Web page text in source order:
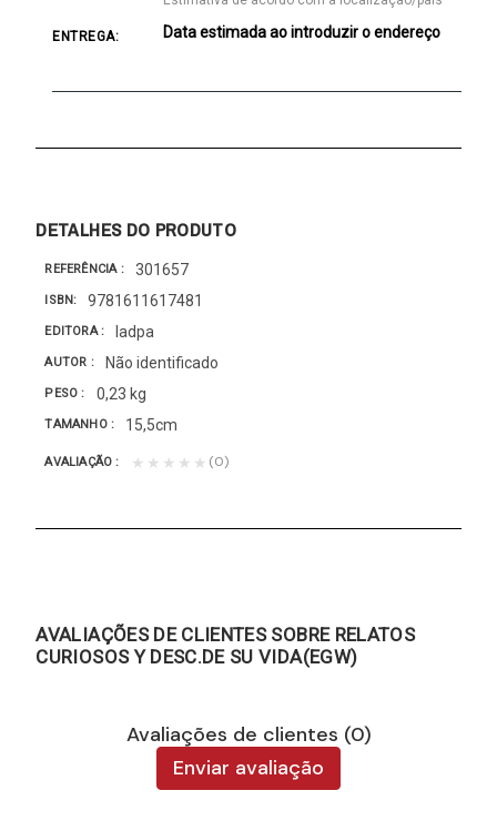
ENTREGA: Data estimada ao introduzir o endereço
DETALHES DO PRODUTO
REFERÊNCIA 301657
ISBN 9781611617481
EDITORA Iadpa
AUTOR Não identificado
PESO 0,23 kg
TAMANHO 15,5cm
AVALIAÇÃO ★★★★★ (0)
AVALIAÇÕES DE CLIENTES SOBRE RELATOS
CURIOSOS Y DESC.DE SU VIDA(EGW)
Avaliações de clientes (0)
Enviar avaliação